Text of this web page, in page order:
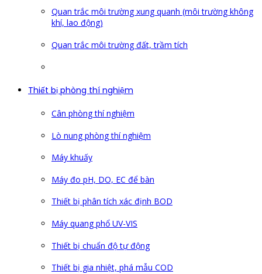
Quan trắc môi trường xung quanh (môi trường không
khí, lao động)
Quan trắc môi trường đất, trầm tích
Thiết bị phòng thí nghiệm
Cân phòng thí nghiệm
Lò nung phòng thí nghiệm
Máy khuấy
Máy đo pH, DO, EC để bàn
Thiết bị phân tích xác định BOD
Máy quang phổ UV-VIS
Thiết bị chuẩn độ tự động
Thiết bị gia nhiệt, phá mẫu COD